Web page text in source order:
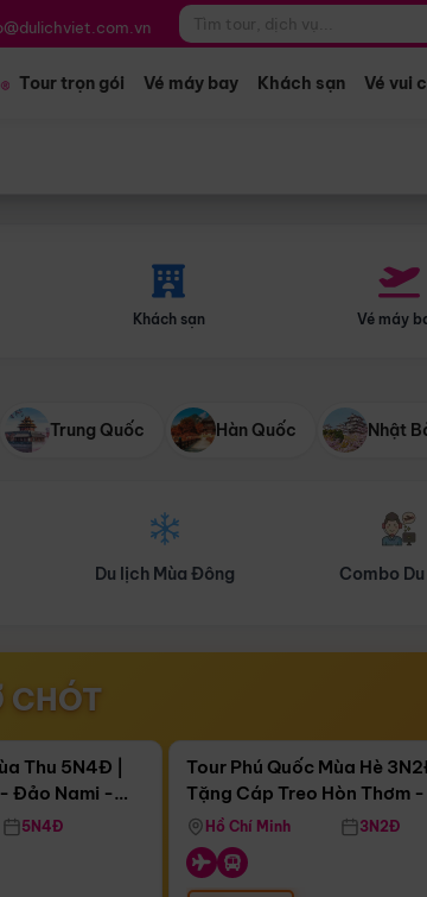
Tour trọn gói Vé máy bay Khách sạn Vé vui
Khách sạn Vé máy
Trung Quốc Hàn Quốc Nhật
Combo Du lịch Tour Doanh
CHÓT
Điểm nổi bật
Thu 5N4Đ |
Đảo Nami -
Sun Phuquoc
5N4Đ
Còn04 ngày 14:59:27
Tặng Cáp Treo Hòn Thơm
Tour Phú Quốc Mùa Hè
Tặng Cáp Treo Hòn Thơm
Hôn - Công Viên Nước
Hồ Chí Minh 3N2Đ